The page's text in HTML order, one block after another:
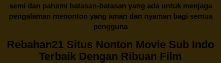
semi dan pahami batasan-batasan yang ada untuk menjaga
pengalaman menonton yang aman dan nyaman bagi semua
pengguna
Rebahan21 Situs Nonton Movie Sub Indo
Terbaik Dengan Ribuan Film